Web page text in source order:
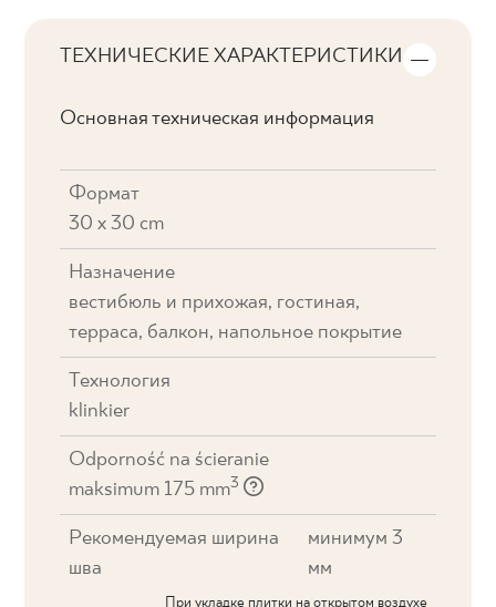
ТЕХНИЧЕСКИЕ ХАРАКТЕРИСТИКИ
Основная техническая информация
Формат
30 x 30 cm
Назначение
вестибюль и прихожая, гостиная,
терраса, балкон, напольное покрытие
Технология
klinkier
Odporność na ścieranie
maksimum 175 mm3
Рекомендуемая ширина
шва
минимум 3
мм
При укладке плитки на открытом воздухе